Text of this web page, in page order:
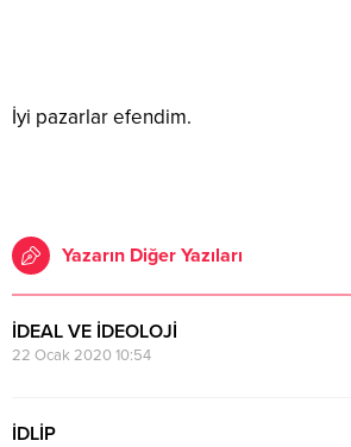
İyi pazarlar efendim.
Yazarın Diğer Yazıları
İDEAL VE İDEOLOJİ
22 Ocak 2020 10:54
İDLİP